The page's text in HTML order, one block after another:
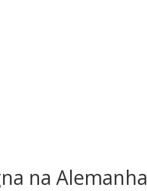
na Alemanha